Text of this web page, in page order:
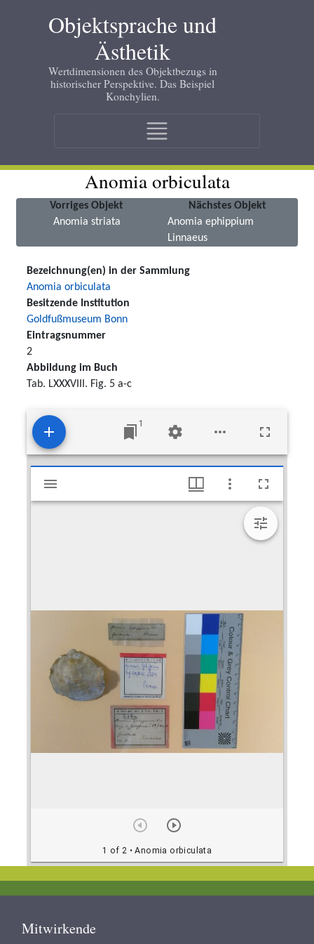
Objektsprache und
Ästhetik
Wertdimensionen des Objektbezugs in
historischer Perspektive. Das Beispiel
Konchylien.
Anomia orbiculata
Vorriges Objekt
Anomia striata
Nächstes Objekt
Anomia ephippium
Linnaeus
Bezeichnung(en) in der Sammlung
Anomia orbiculata
Besitzende Institution
Goldfußmuseum Bonn
Eintragsnummer
2
Abbildung im Buch
Tab. LXXXVIII. Fig. 5 a-c
1
Mirador
viewer
1 of 2 • Anomia orbiculata
Footer
Mitwirkende